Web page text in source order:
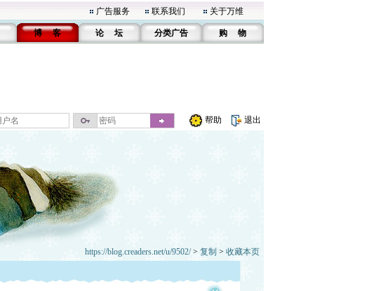
广告服务 联系我们 关于万维
博 客 论 坛 分类广告 购 物
帮助 退出
https://blog.creaders.net/u/9502/> 复制 > 收藏本页